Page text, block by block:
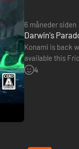
6 måneder siden
Darwin's
Konami is back
available this
animated films.
4